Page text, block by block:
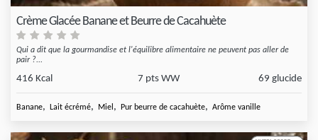
Crème Glacée Banane et Beurre de Cacahuète
Qui a dit que la gourmandise et l'équilibre alimentaire ne peuvent pas aller de
pair ?...
416 Kcal 7 pts WW 69 glucide
Banane, Lait écrémé, Miel , Pur beurre de cacahuète, Arôme vanille